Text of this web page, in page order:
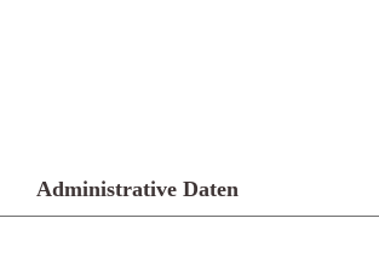
Administrative Daten